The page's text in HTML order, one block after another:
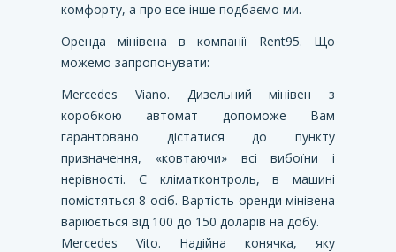
комфорту, а про все інше подбаємо ми.
Оренда мінівена в компанії Rent95. Що
можемо запропонувати:
Mercedes Viano. Дизельний мінівен з
коробкою автомат допоможе Вам
гарантовано дістатися до пункту
призначення, «ковтаючи» всі вибоїни і
нерівності. Є кліматконтроль, в машині
помістяться 8 осіб. Вартість оренди мінівена
варіюється від 100 до 150 доларів на добу.
Mercedes Vito. Надійна конячка, яку